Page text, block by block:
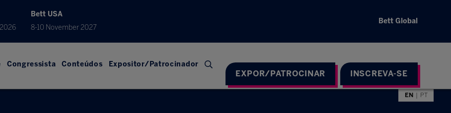
Bett USA
8-10 November 2027
Bett Global
Congressista Conteúdos Expositor/Patrocinador
EXPOR/PATROCINAR INSCREVA-SE
EN PT